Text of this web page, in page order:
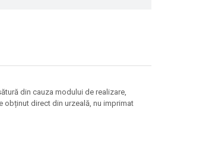
din cauza modului de realizare,
obținut direct din urzeală, nu imprimat